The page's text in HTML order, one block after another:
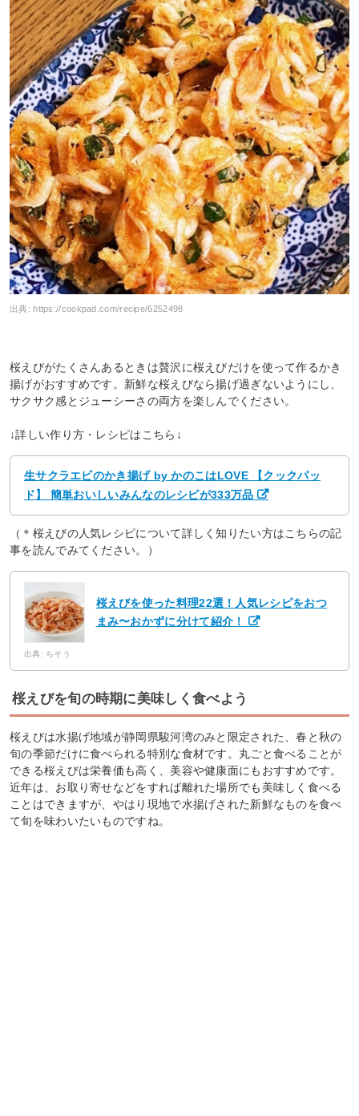
出典:https://cookpad.com/recipe/6252498
桜えびがたくさんあるときは贅沢に桜えびだけを使って作るかき
揚げがおすすめです。新鮮な桜えびなら揚げ過ぎないようにし、
サクサク感とジューシーさの両方を楽しんでください。
↓詳しい作り方・レシピはこちら↓
生サクラエビのかき揚げ by かのこはLOVE 【クックパッ
ド】 簡単おいしいみんなのレシピが333万品
（＊桜えびの人気レシピについて詳しく知りたい方はこちらの記
事を読んでみてください。）
桜えびを使った料理22選！人気レシピをおつ
まみ〜おかずに分けて紹介！
出典: ちそう
桜えびを旬の時期に美味しく食べよう
桜えびは水揚げ地域が静岡県駿河湾のみと限定された、春と秋の
旬の季節だけに食べられる特別な食材です。丸ごと食べることが
できる桜えびは栄養価も高く、美容や健康面にもおすすめです。
近年は、お取り寄せなどをすれば離れた場所でも美味しく食べる
ことはできますが、やはり現地で水揚げされた新鮮なものを食べ
て旬を味わいたいものですね。